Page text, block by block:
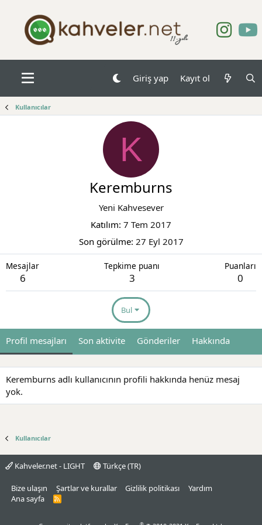
Giriş yap Kayıt ol
Kullanıcılar
K
Keremburns
Yeni Kahvesever
Katılım 7 Tem 2017
Son görülme 27 Eyl 2017
Mesajlar
6
Tepkime puanı
3
Puanları
0
Bul
Profil mesajları Son aktivite Gönderiler Hakkında
Keremburns adlı kullanıcının profili hakkında henüz mesaj
yok.
Kullanıcılar
Kahveler.net - LIGHT Türkçe (TR)
Bize ulaşın Şartlar ve kurallar Gizlilik politikası
Yardım
Ana sayfa
R